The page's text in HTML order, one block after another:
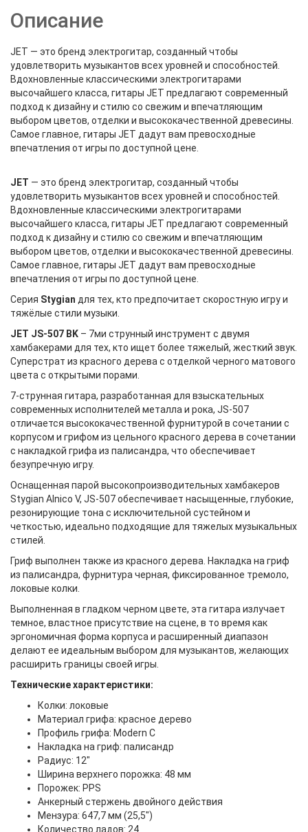
Описание
JET — это бренд электрогитар, созданный чтобы
удовлетворить музыкантов всех уровней и способностей.
Вдохновленные классическими электрогитарами
высочайшего класса, гитары JET предлагают современный
подход к дизайну и стилю со свежим и впечатляющим
выбором цветов, отделки и высококачественной древесины.
Самое главное, гитары JET дадут вам превосходные
впечатления от игры по доступной цене.
JET — это бренд электрогитар, созданный чтобы
удовлетворить музыкантов всех уровней и способностей.
Вдохновленные классическими электрогитарами
высочайшего класса, гитары JET предлагают современный
подход к дизайну и стилю со свежим и впечатляющим
выбором цветов, отделки и высококачественной древесины.
Самое главное, гитары JET дадут вам превосходные
впечатления от игры по доступной цене.
Серия Stygian для тех, кто предпочитает скоростную игру и
тяжёлые стили музыки.
JET JS-507 BK – 7ми струнный инструмент c двумя
хамбакерами для тех, кто ищет более тяжелый, жесткий звук.
Суперстрат из красного дерева с отделкой черного матового
цвета с открытыми порами.
7-струнная гитара, разработанная для взыскательных
современных исполнителей металла и рока, JS-507
отличается высококачественной фурнитурой в сочетании с
корпусом и грифом из цельного красного дерева в сочетании
с накладкой грифа из палисандра, что обеспечивает
безупречную игру.
Оснащенная парой высокопроизводительных хамбакеров
Stygian Alnico V, JS-507 обеспечивает насыщенные, глубокие,
резонирующие тона с исключительной сустейном и
четкостью, идеально подходящие для тяжелых музыкальных
стилей.
Гриф выполнен также из красного дерева. Накладка на гриф
из палисандра, фурнитура черная, фиксированное тремоло,
локовые колки.
Выполненная в гладком черном цвете, эта гитара излучает
темное, властное присутствие на сцене, в то время как
эргономичная форма корпуса и расширенный диапазон
делают ее идеальным выбором для музыкантов, желающих
расширить границы своей игры.
Технические характеристики:
Колки: локовые
Материал грифа: красное дерево
Профиль грифа: Modern C
Накладка на гриф: палисандр
Радиус: 12"
Ширина верхнего порожка: 48 мм
Порожек: PPS
Анкерный стержень двойного действия
Мензура: 647,7 мм (25,5")
Количество ладов: 24